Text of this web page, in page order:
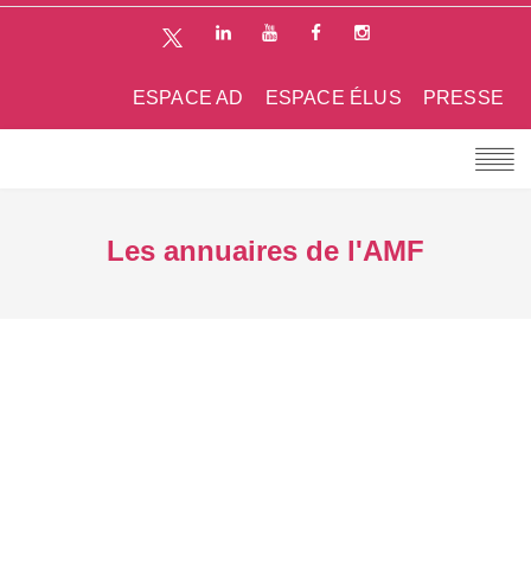
PRESSE
ESPACE ÉLUS
ESPACE AD
Les annuaires de l'AMF